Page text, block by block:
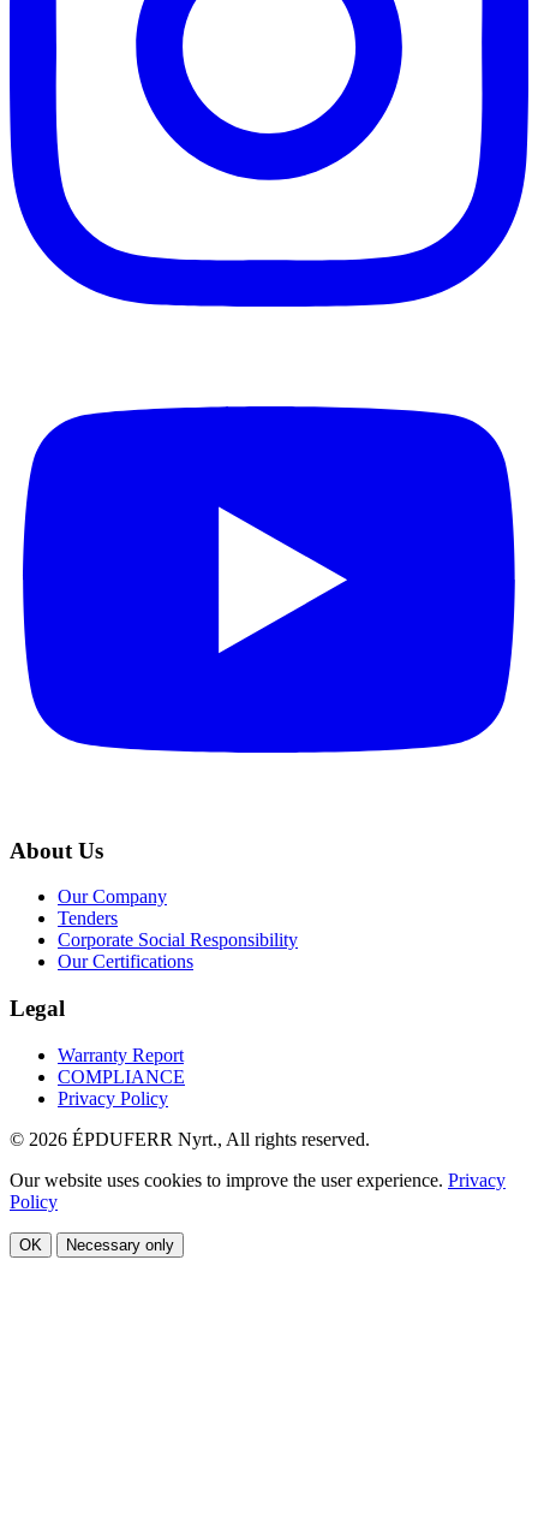
About Us
Our Company
Tenders
Corporate Social Responsibility
Our Certifications
Legal
Warranty Report
COMPLIANCE
Privacy Policy
© 2026 ÉPDUFERR Nyrt., All rights reserved.
Our website uses cookies to improve the user experience. Privacy
Policy
OK Necessary only